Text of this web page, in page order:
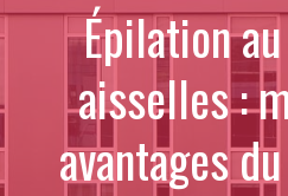
Épilation
aisselles :
avantages